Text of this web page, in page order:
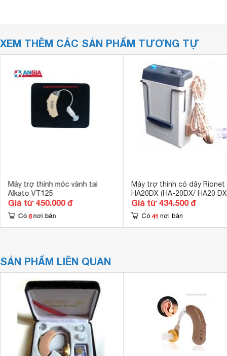
XEM THÊM CÁC SẢN PHẨM TƯƠNG TỰ
Máy trợ thính móc vành tai
Alkato VT125
Giá từ 450.000 đ
Có 8 nơi bán
Máy trợ thính có dây Rionet
HA20DX (HA-20DX/ HA20
Giá từ 434.500 đ
Có 41 nơi bán
SẢN PHẨM LIÊN QUAN